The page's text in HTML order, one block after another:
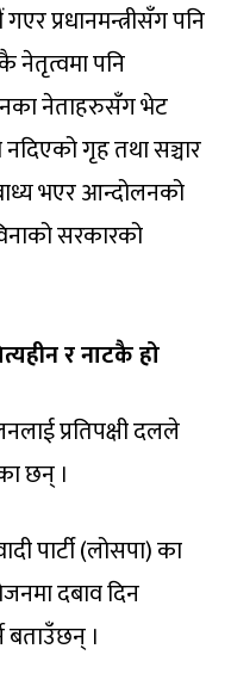
प्रधानमन्त्रीसँग पनि
नेतृत्वमा पनि
नेताहरुसँग भेट
गृह तथा सञ्चार
भएर आन्दोलनको
सरकारको
र नाटकै हो
प्रतिपक्षी दलले
छन् ।
पार्टी (लोसपा) का
दबाव दिन
बताउँछन् ।